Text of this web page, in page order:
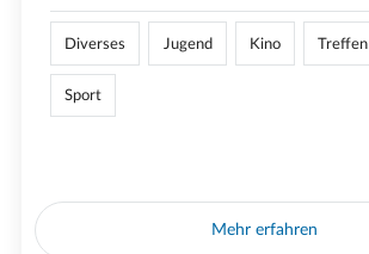
Diverses Jugend Kino Treffen
Sport
Mehr erfahren